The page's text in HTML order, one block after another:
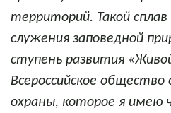
территорий. Такой
служения заповедной
ступень развития
Всероссийское
охраны, которое я имею